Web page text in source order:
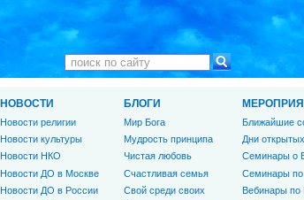
НОВОСТИ
Новости религии
Новости культуры
Новости НКО
Новости ДО в Москве
Новости ДО в России
БЛОГИ
Мир Бога
Мудрость принципа
Чистая любовь
Счастливая семья
Свой среди своих
Ближайшие
Дни
Семинары о
Семинары
Вебинары по